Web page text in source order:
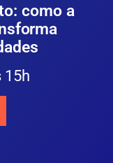
como a
15h